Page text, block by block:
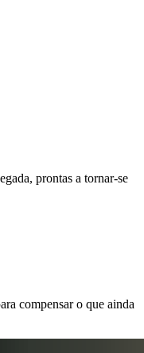
prontas a tornar-se
compensar o que ainda